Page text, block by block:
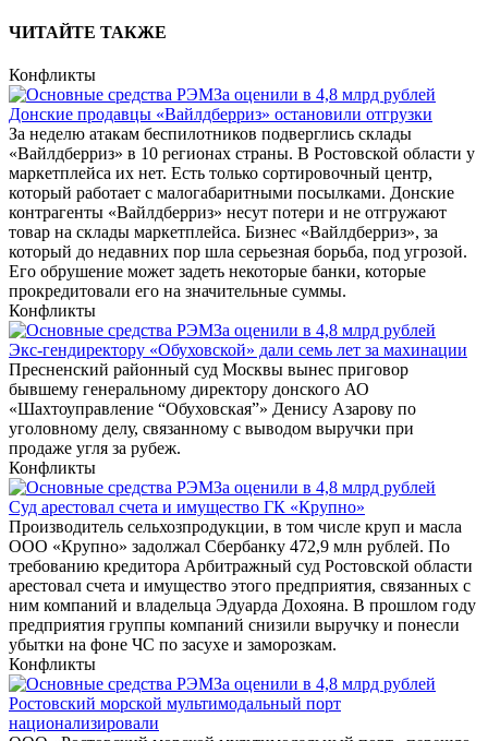
ЧИТАЙТЕ ТАКЖЕ
Конфликты
Донские продавцы «Вайлдберриз» остановили отгрузки
За неделю атакам беспилотников подверглись склады
«Вайлдберриз» в 10 регионах страны. В Ростовской области у
маркетплейса их нет. Есть только сортировочный центр,
который работает с малогабаритными посылками. Донские
контрагенты «Вайлдберриз» несут потери и не отгружают
товар на склады маркетплейса. Бизнес «Вайлдберриз», за
который до недавних пор шла серьезная борьба, под угрозой.
Его обрушение может задеть некоторые банки, которые
прокредитовали его на значительные суммы.
Конфликты
Экс-гендиректору «Обуховской» дали семь лет за махинации
Пресненский районный суд Москвы вынес приговор
бывшему генеральному директору донского АО
«Шахтоуправление “Обуховская”» Денису Азарову по
уголовному делу, связанному с выводом выручки при
продаже угля за рубеж.
Конфликты
Суд арестовал счета и имущество ГК «Крупно»
Производитель сельхозпродукции, в том числе круп и масла
ООО «Крупно» задолжал Сбербанку 472,9 млн рублей. По
требованию кредитора Арбитражный суд Ростовской области
арестовал счета и имущество этого предприятия, связанных с
ним компаний и владельца Эдуарда Дохояна. В прошлом году
предприятия группы компаний снизили выручку и понесли
убытки на фоне ЧС по засухе и заморозкам.
Конфликты
Ростовский морской мультимодальный порт
национализировали